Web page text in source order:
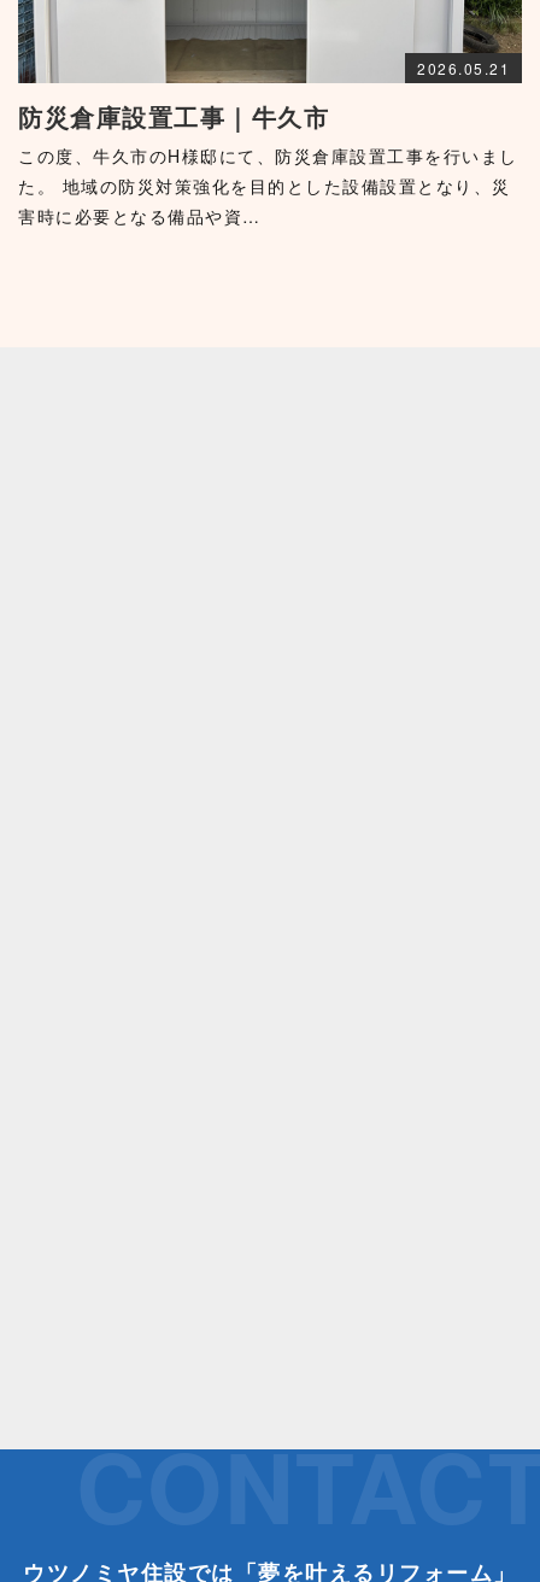
2026.05.21
防災倉庫設置工事｜牛久市
この度、牛久市のH様邸にて、防災倉庫設置工事を行いまし
た。 地域の防災対策強化を目的とした設備設置となり、災
害時に必要となる備品や資…
ウツノミヤ住設では「夢を叶えるリフォーム」